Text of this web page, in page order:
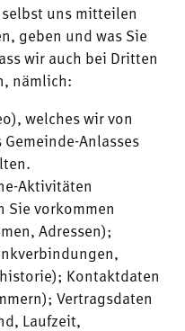
uns mitteilen
geben und was Sie
wir auch bei Dritten
nämlich:
welches wir von
Anlasses
Aktivitäten
Sie vorkommen
Adressen);
Kontaktdaten
Vertragsdaten
Laufzeit,